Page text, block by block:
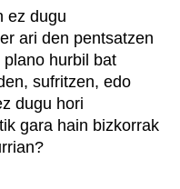
ez dugu
ari den pentsatzen
hurbil bat
sufritzen, edo
dugu hori
gara hain bizkorrak